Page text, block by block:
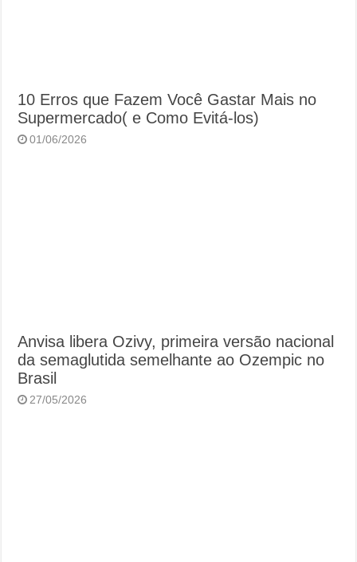
10 Erros que Fazem Você Gastar Mais no
Supermercado( e Como Evitá-los)
01/06/2026
Anvisa libera Ozivy, primeira versão nacional
da semaglutida semelhante ao Ozempic no
Brasil
27/05/2026